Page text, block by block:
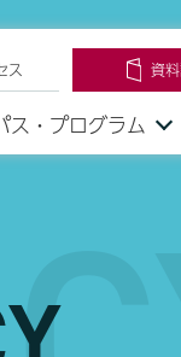
ス 資
ス・プログラム